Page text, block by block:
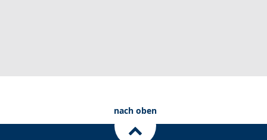
nach oben